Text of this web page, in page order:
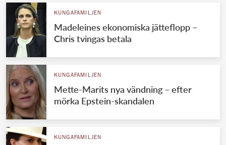
KUNGAFAMILJEN
Madeleines ekonomiska jätteflopp –
Chris tvingas betala
KUNGAFAMILJEN
Mette-Marits nya vändning – efter
mörka Epstein-skandalen
KUNGAFAMILJEN